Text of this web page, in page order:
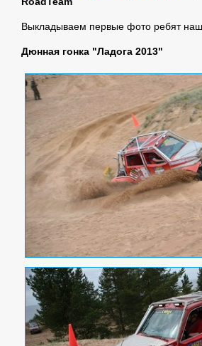
Выкладываем первые фото ребят
Дюнная гонка "Ладога 2013"